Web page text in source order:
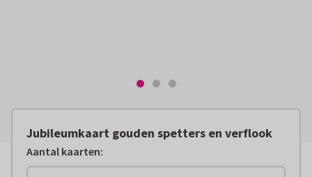
Jubileumkaart gouden spetters en verflook
Aantal kaarten: